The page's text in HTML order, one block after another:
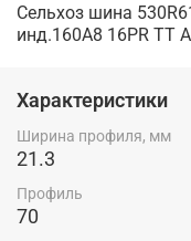
Сельхоз шина
инд.160А8 16PR TТ
Характеристики
Ширина профиля, мм
21.3
Профиль
70